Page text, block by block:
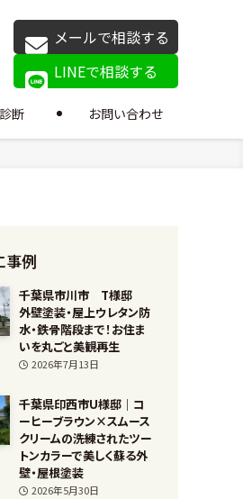
断 お問い合わせ
メールで相談する
LINEで相談する
事例
千葉県市川市 T様邸
外壁塗装・屋上ウレタン防
水・鉄骨階段まで！お住ま
いを丸ごと美観再生
2026年7月13日
千葉県印西市U様邸｜コ
ーヒーブラウン×スムース
クリームの洗練されたツー
トンカラーで美しく蘇る外
壁・屋根塗装
2026年5月30日